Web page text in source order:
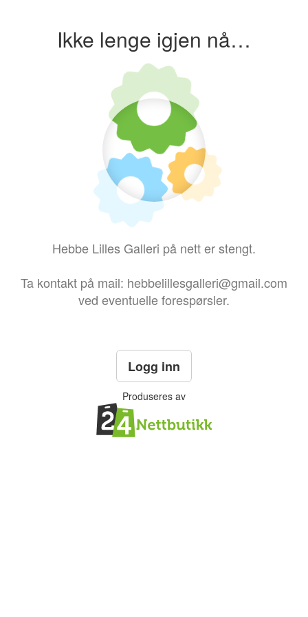
Ikke lenge igjen nå…
Hebbe Lilles Galleri på nett er stengt.
Ta kontakt på mail: hebbelillesgalleri@gmail.com
ved eventuelle forespørsler.
Logg inn
Produseres av